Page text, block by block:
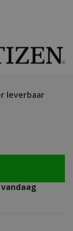
leverbaar
vandaag